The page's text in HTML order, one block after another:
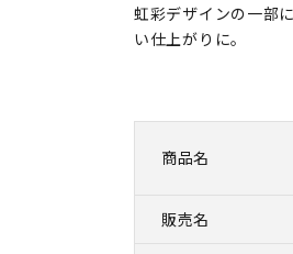
虹彩デザインの一部
い仕上がりに。
商品名
販売名